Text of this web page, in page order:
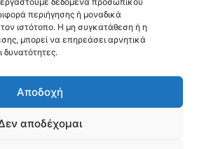
περιήγησης ή μοναδικά
ιστότοπο. Η μη συγκατάθεση ή η
μπορεί να επηρεάσει αρνητικά
δυνατότητες.
Αποδοχή
αποδέχομαι
καυτή αρθρογραφία, καθώς και